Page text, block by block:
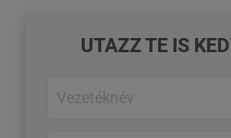
UTAZZ TE IS